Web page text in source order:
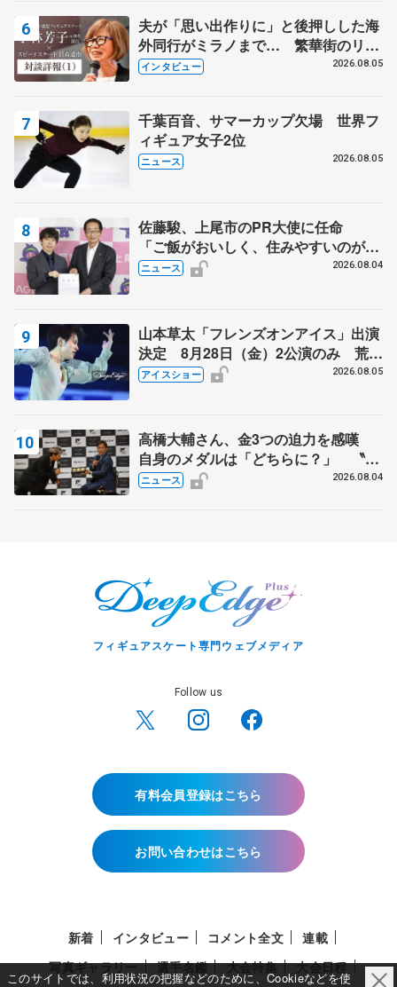
夫が「思い出作りに」と後押しした海
外同行がミラノまで… 繁華街のリン
クでは不良のお兄さんも味方に 小林
インタビュー 2026.08.05
千葉百音、サマーカップ欠場 世界フ
ィギュア女子2位
ニュース 2026.08.05
佐藤駿、上尾市のPR大使に任命
「ご飯がおいしく、住みやすいのが魅
力」
ニュース 2026.08.04
山本草太「フレンズオンアイス」出演
決定 8月28日（金）2公演のみ 荒川
静香さんプロデュース、20周年のアイ
アイスショー 2026.08.05
高橋大輔さん、金3つの迫力を感嘆
自身のメダルは「どちらに？」 〝リ
ス兄弟〟オリンピック3連覇の野村忠
ニュース 2026.08.04
フィギュアスケート専門ウェブメディア
Follow us
有料会員登録はこちら
お問い合わせはこちら
新着 インタビュー コメント全文
連載
写真ギャラリー
選手名鑑 大会特集
大会日程
このサイトでは、利用状況の把握などのために、Cookieなどを使